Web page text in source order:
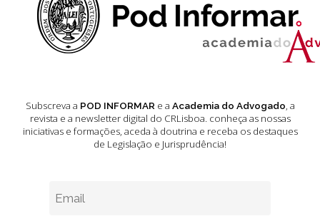
Acórdãos do
Tribunal
Dezembro 2024
Subscreva a POD INFORMARe a Academia do Advogado, a
revista e a newsletter digital do CRLisboa. conheça as nossas
iniciativas e formações, aceda à doutrina e receba os destaques
de Legislação e Jurisprudência!